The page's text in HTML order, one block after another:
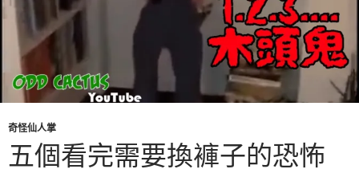
奇怪仙人掌
五個看完需要換褲子的恐怖